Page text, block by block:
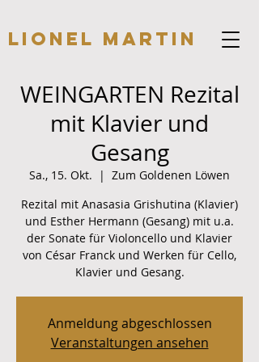
Lionel Martin
WEINGARTEN Rezital
mit Klavier und
Gesang
Sa., 15. Okt.
  |
Zum Goldenen Löwen
Rezital mit Anasasia Grishutina (Klavier)
und Esther Hermann (Gesang) mit u.a.
der Sonate für Violoncello und Klavier
von César Franck und Werken für Cello,
Klavier und Gesang.
Anmeldung abgeschlossen
Veranstaltungen ansehen